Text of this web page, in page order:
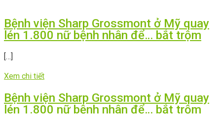
Bệnh viện Sharp Grossmont ở Mỹ quay
lén 1.800 nữ bệnh nhân để… bắt trộm
[…]
Xem chi tiết
Bệnh viện Sharp Grossmont ở Mỹ quay
lén 1.800 nữ bệnh nhân để… bắt trộm